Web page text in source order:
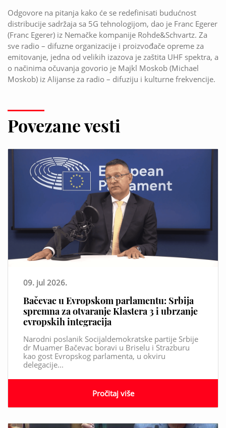
Odgovore na pitanja kako će se redefinisati budućnost
distribucije sadržaja sa 5G tehnologijom, dao je Franc Egerer
(Franc Egerer) iz Nemačke kompanije Rohde&Schvartz. Za
sve radio – difuzne organizacije i proizvođače opreme za
emitovanje, jedna od velikih izazova je zaštita UHF spektra, a
o načinima očuvanja govorio je Majkl Moskob (Michael
Moskob) iz Alijanse za radio – difuziju i kulturne frekvencije.
Povezane vesti
09. jul 2026.
Bačevac u Evropskom parlamentu: Srbija
spremna za otvaranje Klastera 3 i ubrzanje
evropskih integracija
Narodni poslanik Socijaldemokratske partije Srbije
dr Muamer Bačevac boravi u Briselu i Strazburu
kao gost Evropskog parlamenta, u okviru
delegacije...
Pročitaj više